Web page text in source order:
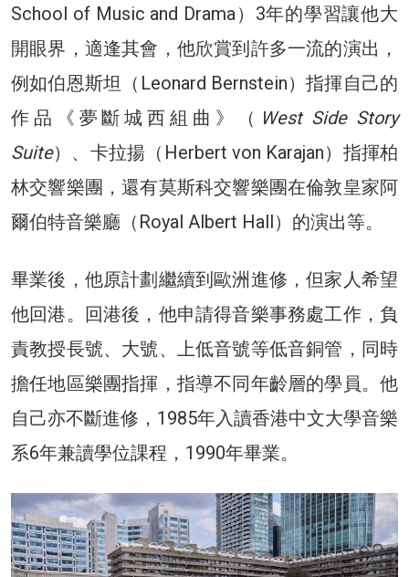
School of Music and Drama）3年的學習讓他大
開眼界，適逢其會，他欣賞到許多一流的演出，
例如伯恩斯坦（Leonard Bernstein）指揮自己的
作品《夢斷城西組曲》（ West Side Story
Suite）、卡拉揚（Herbert von Karajan）指揮柏
林交響樂團，還有莫斯科交響樂團在倫敦皇家阿
爾伯特音樂廳（Royal Albert Hall）的演出等。
畢業後，他原計劃繼續到歐洲進修，但家人希望
他回港。回港後，他申請得音樂事務處工作，負
責教授長號、大號、上低音號等低音銅管，同時
擔任地區樂團指揮，指導不同年齡層的學員。他
自己亦不斷進修，1985年入讀香港中文大學音樂
系6年兼讀學位課程，1990年畢業。